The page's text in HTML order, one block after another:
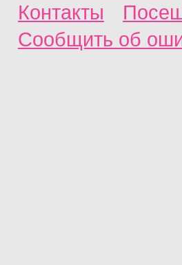
Контакты
Сообщить об